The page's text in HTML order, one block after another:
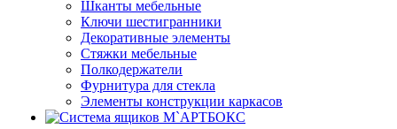
Шканты мебельные
Ключи шестигранники
Декоративные элементы
Стяжки мебельные
Полкодержатели
Фурнитура для стекла
Элементы конструкции каркасов